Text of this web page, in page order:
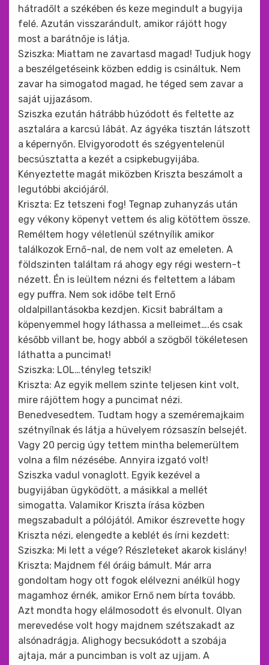
hátradőlt a székében és keze megindult a bugyija
felé. Azután visszarándult, amikor rájött hogy
most a barátnője is látja.
Sziszka: Miattam ne zavartasd magad! Tudjuk hogy
a beszélgetéseink közben eddig is csináltuk. Nem
zavar ha simogatod magad, he téged sem zavar a
saját ujjazásom.
Sziszka ezután hátrább húzódott és feltette az
asztalára a karcsú lábát. Az ágyéka tisztán látszott
a képernyőn. Elvigyorodott és szégyentelenül
becsúsztatta a kezét a csipkebugyijába.
Kényeztette magát miközben Kriszta beszámolt a
legutóbbi akciójáról.
Kriszta: Ez tetszeni fog! Tegnap zuhanyzás után
egy vékony köpenyt vettem és alig kötöttem össze.
Reméltem hogy véletlenül szétnyílik amikor
találkozok Ernő-nal, de nem volt az emeleten. A
földszinten találtam rá ahogy egy régi western-t
nézett. Én is leültem nézni és feltettem a lábam
egy puffra. Nem sok időbe telt Ernő
oldalpillantásokba kezdjen. Kicsit babráltam a
köpenyemmel hogy láthassa a melleimet….és csak
később villant be, hogy abból a szögből tökéletesen
láthatta a puncimat!
Sziszka: LOL…tényleg tetszik!
Kriszta: Az egyik mellem szinte teljesen kint volt,
mire rájöttem hogy a puncimat nézi.
Benedvesedtem. Tudtam hogy a szeméremajkaim
szétnyílnak és látja a hüvelyem rózsaszín belsejét.
Vagy 20 percig úgy tettem mintha belemerültem
volna a film nézésébe. Annyira izgató volt!
Sziszka vadul vonaglott. Egyik kezével a
bugyijában ügyködött, a másikkal a mellét
simogatta. Valamikor Kriszta írása közben
megszabadult a pólójától. Amikor észrevette hogy
Kriszta nézi, elengedte a keblét és írni kezdett:
Sziszka: Mi lett a vége? Részleteket akarok kislány!
Kriszta: Majdnem fél óráig bámult. Már arra
gondoltam hogy ott fogok elélvezni anélkül hogy
magamhoz érnék, amikor Ernő nem bírta tovább.
Azt mondta hogy elálmosodott és elvonult. Olyan
merevedése volt hogy majdnem szétszakadt az
alsónadrágja. Alighogy becsukódott a szobája
ajtaja, már a puncimban is volt az ujjam. A